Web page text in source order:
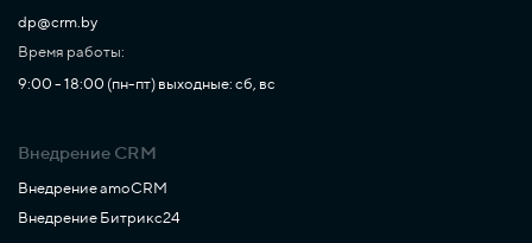
dp@crm.by
Время работы:
9:00 - 18:00 (пн-пт) выходные: сб, вс
Внедрение CRM
Внедрение amoCRM
Внедрение Битрикс24